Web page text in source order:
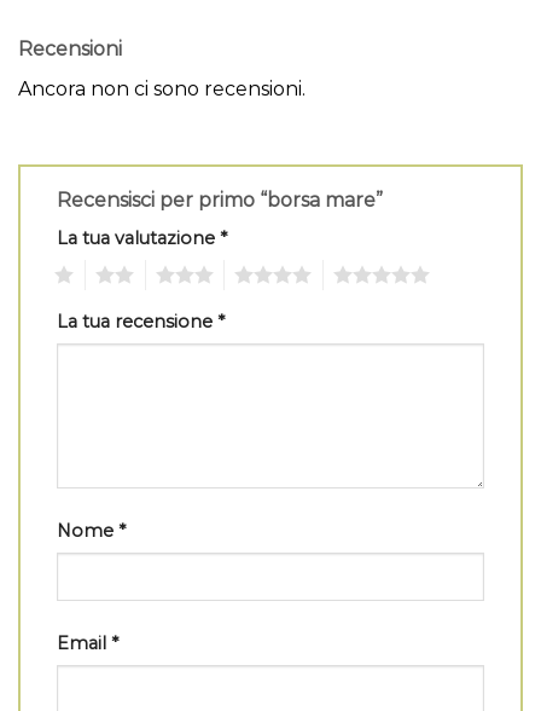
Recensioni
Ancora non ci sono recensioni.
Recensisci per primo “borsa mare”
La tua valutazione *
La tua recensione *
Nome *
Email *